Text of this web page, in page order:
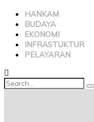
HANKAM
BUDAYA
EKONOMI
INFRASTUKTUR
PELAYARAN